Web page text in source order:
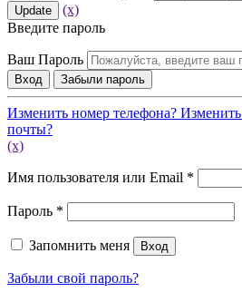
Update
(x)
Введите пароль
Ваш Пароль
Вход Забыли пароль
Изменить номер телефона? Изменить
почты?
(x)
Имя пользователя или Email *
Пароль *
Запомнить меня Вход
Забыли свой пароль?